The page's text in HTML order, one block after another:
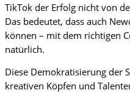
TikTok der Erfolg nicht von
Das bedeutet, dass auch
können – mit dem richtigen
natürlich.
Diese Demokratisierung der
kreativen Köpfen und